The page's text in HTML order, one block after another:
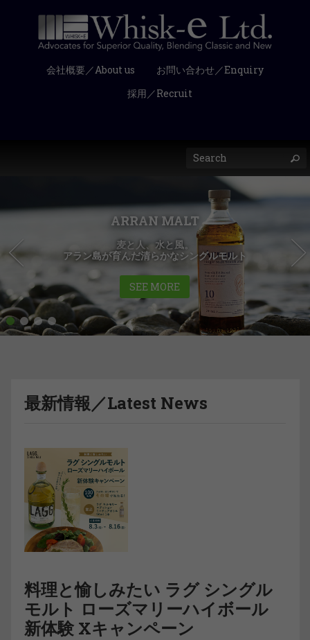
会社概要／About us
お問い合わせ／Enquiry
採用／Recruit
ARRAN MALT
麦と人、水と風。
アラン島が育んだ清らかなシングルモルト
SEE MORE
最新情報／Latest News
料理と愉しみたい ラグ シングル
モルト ローズマリーハイボール
新体験 Xキャンペーン